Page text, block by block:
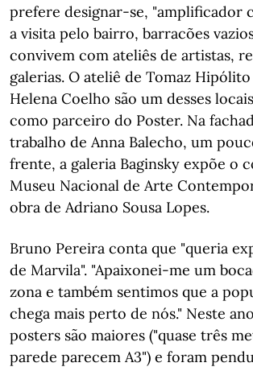
prefere designar-se, "amplificador
a visita pelo bairro, barracões
convivem com ateliês de artistas,
galerias. O ateliê de Tomaz
Helena Coelho são um desses
como parceiro do Poster. Na
trabalho de Anna Balecho, um
frente, a galeria Baginsky expõe o
Museu Nacional de Arte
obra de Adriano Sousa Lopes.
Bruno Pereira conta que "queria
de Marvila". "Apaixonei-me um
zona e também sentimos que a
chega mais perto de nós." Neste
posters são maiores ("quase três
parede parecem A3") e foram